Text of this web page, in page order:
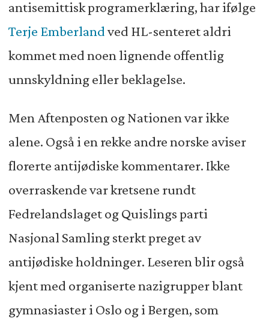
antisemittisk programerklæring, har ifølge
Terje Emberlandved HL-senteret aldri
kommet med noen lignende offentlig
unnskyldning eller beklagelse.
Men Aftenposten og Nationen var ikke
alene. Også i en rekke andre norske aviser
florerte antijødiske kommentarer. Ikke
overraskende var kretsene rundt
Fedrelandslaget og Quislings parti
Nasjonal Samling sterkt preget av
antijødiske holdninger. Leseren blir også
kjent med organiserte nazigrupper blant
gymnasiaster i Oslo og i Bergen, som